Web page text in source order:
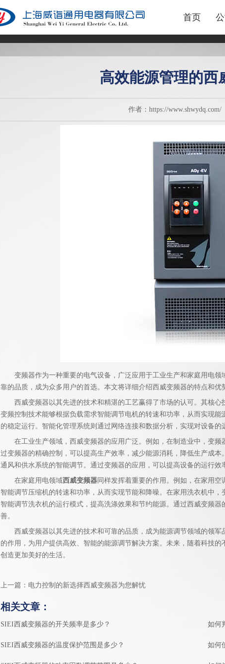
首页
高效能源管理的西
作者：https://
变频器作为一种重要的电气设备，广泛应用于工业生产和家庭用电领
靠的品质，成为众多用户的首选。本文将详细介绍西威变频器的特点和优
西威变频器以其先进的技术和精湛的工艺赢得了市场的认可。其核心
变频控制技术能够根据负载需求智能调节电机的转速和功率，从而实现
的稳定运行。智能化管理系统则通过网络连接和数据分析，实现对设备的
在工业生产领域，西威变频器的应用广泛。例如，在制造业中，变频
过变频器的精确控制，可以提高生产效率，减少能源消耗，降低生产成
通风和供水系统的智能调节。通过变频器的应用，可以提高设备的运行效
在家庭用电领域西威变频器 同样发挥着重要的作用。例如，在家用
智能调节压缩机的转速和功率，从而实现节能和降噪。在家用洗衣机中
智能调节洗衣机的运行模式，提高洗涤效果和节约能源。通过西威变频
善。
西威变频器以其先进的技术和可靠的品质，成为能源调节领域的领军
的作用，为用户提供高效、智能的能源调节解决方案。未来，随着科技
创造更加美好的生活。
上一篇： 电力控制的新选择西威变频器为您解忧
相关文章：
SIEI西威变频器的开关频率是多少？ 如何
SIEI西威变频器的温度保护范围是多少？ 如何